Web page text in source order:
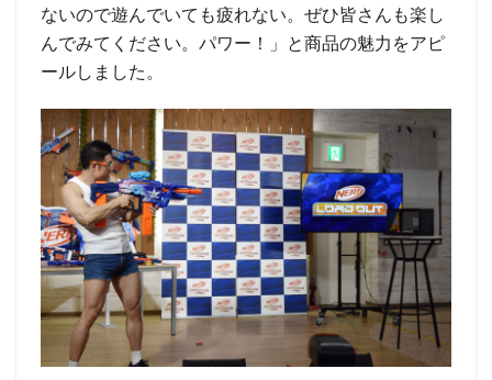
ないので遊んでいても疲れない。ぜひ皆さんも楽し
んでみてください。パワー！」と商品の魅力をアピ
ールしました。